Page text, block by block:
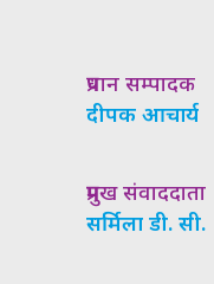
प्रधान सम्पादक
दीपक आचार्य
प्रमुख संवाददाता
सर्मिला डी. सी.